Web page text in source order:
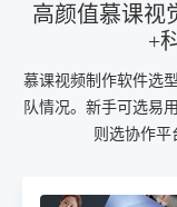
高颜值慕课视
+
慕课视频制作软件选
队情况。新手可选易
则选协作平